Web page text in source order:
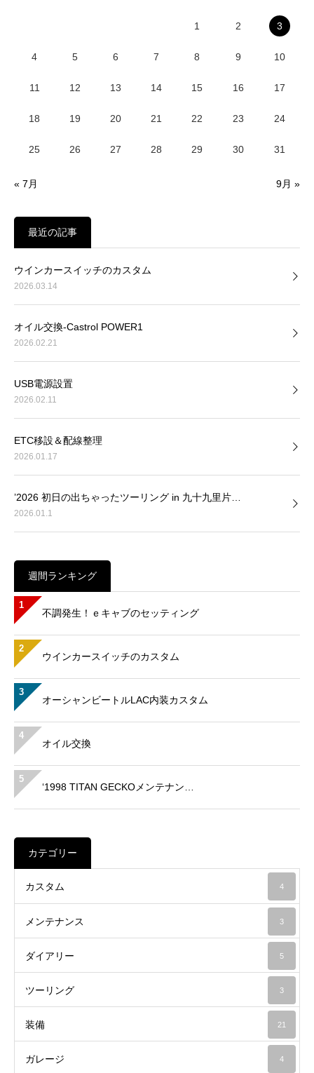
1 2 3
4 5 6 7 8 9 10
11 12 13 14 15 16 17
18 19 20 21 22 23 24
25 26 27 28 29 30 31
« 7月 9月 »
最近の記事
ウインカースイッチのカスタム
2026.03.14
オイル交換-Castrol POWER1
2026.02.21
USB電源設置
2026.02.11
ETC移設＆配線整理
2026.01.17
’2026 初日の出ちゃったツーリング in 九十九里片…
2026.01.1
週間ランキング
1
不調発生！ｅキャブのセッティング
2
ウインカースイッチのカスタム
3
オーシャンビートルLAC内装カスタム
4
オイル交換
5
‘1998 TITAN GECKOメンテナン…
カテゴリー
カスタム 4
メンテナンス 3
ダイアリー 5
ツーリング 3
装備 21
ガレージ 4